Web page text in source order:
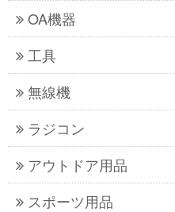
OA機器
工具
無線機
ラジコン
アウトドア用品
スポーツ用品